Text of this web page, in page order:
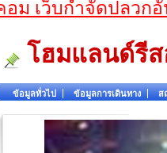
อม เว็บกำจัดปลวก
โฮมแลนด์รี
ข้อมูลทั่วไป ข้อมูลการเดินทาง ส